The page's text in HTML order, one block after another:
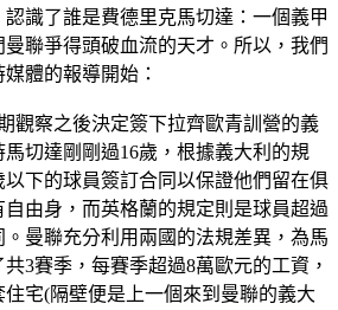
識了誰是費德里克馬切達：一個義甲
聯爭得頭破血流的天才。所以，我們
體的報導開始：
觀察之後決定簽下拉齊歐青訓營的義
切達剛剛過16歲，根據義大利的規
以下的球員簽訂合同以保證他們留在俱
由身，而英格蘭的規定則是球員超過
曼聯充分利用兩國的法規差異，為馬
3賽季，每賽季超過8萬歐元的工資，
宅(隔壁便是上一個來到曼聯的義大